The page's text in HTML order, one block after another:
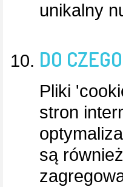
unikalny
DO
Pliki
stron
są